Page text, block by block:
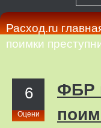
Расход.ru
поимки
6
Оцени
ФБР